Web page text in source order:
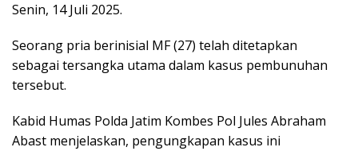
Senin, 14 Juli 2025.
Seorang pria berinisial MF (27) telah ditetapkan
sebagai tersangka utama dalam kasus pembunuhan
tersebut.
Kabid Humas Polda Jatim Kombes Pol Jules Abraham
Abast menjelaskan, pengungkapan kasus ini